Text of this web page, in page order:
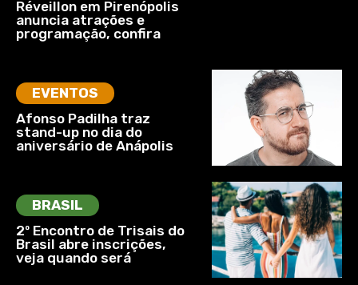
Réveillon em Pirenópolis
anuncia atrações e
programação, confira
EVENTOS
Afonso Padilha traz
stand-up no dia do
aniversário de Anápolis
BRASIL
2º Encontro de Trisais do
Brasil abre inscrições,
veja quando será